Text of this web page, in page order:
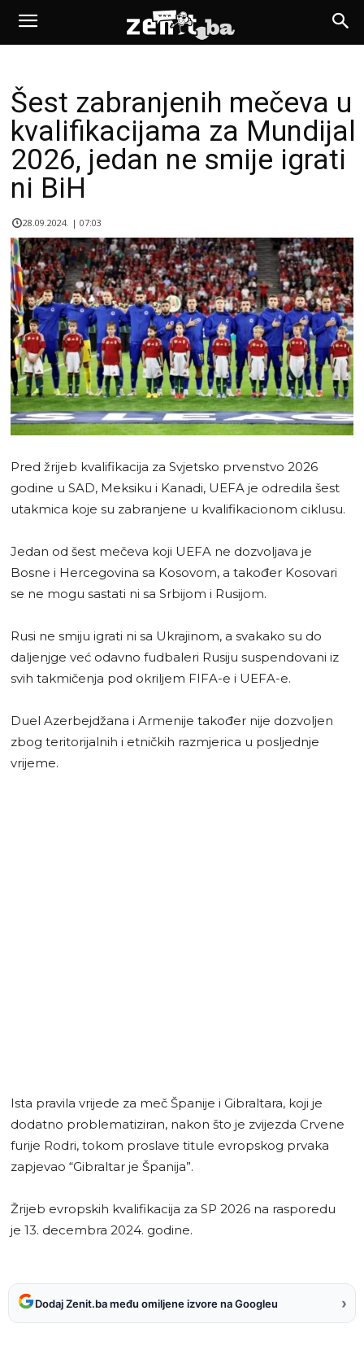
Šest zabranjenih mečeva u
kvalifikacijama za Mundijal
2026, jedan ne smije igrati
ni BiH
28.09.2024. | 07:03
Pred žrijeb kvalifikacija za Svjetsko prvenstvo 2026
godine u SAD, Meksiku i Kanadi, UEFA je odredila šest
utakmica koje su zabranjene u kvalifikacionom ciklusu.
Jedan od šest mečeva koji UEFA ne dozvoljava je
Bosne i Hercegovina sa Kosovom, a također Kosovari
se ne mogu sastati ni sa Srbijom i Rusijom.
Rusi ne smiju igrati ni sa Ukrajinom, a svakako su do
daljenjge već odavno fudbaleri Rusiju suspendovani iz
svih takmičenja pod okriljem FIFA-e i UEFA-e.
Duel Azerbejdžana i Armenije također nije dozvoljen
zbog teritorijalnih i etničkih razmjerica u posljednje
vrijeme.
Ista pravila vrijede za meč Španije i Gibraltara, koji je
dodatno problematiziran, nakon što je zvijezda Crvene
furije Rodri, tokom proslave titule evropskog prvaka
zapjevao “Gibraltar je Španija”.
Žrijeb evropskih kvalifikacija za SP 2026 na rasporedu
je 13. decembra 2024. godine.
Dodaj Zenit.ba među omiljene izvore na Googleu ›